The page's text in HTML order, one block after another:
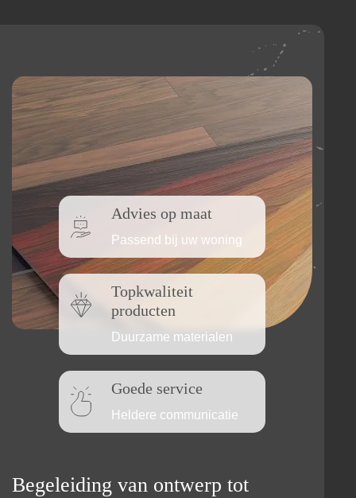
Advies op maat
Passend bij uw woning
Topkwaliteit
producten
Duurzame materialen
Goede service
Heldere communicatie
Begeleiding van ontwerp tot